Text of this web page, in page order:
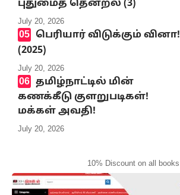
புதுமைத் தென்றல் (3)
July 20, 2026
பெரியார் விடுக்கும் வினா!
(2025)
July 20, 2026
தமிழ்நாட்டில் மின்
கணக்கீடு குளறுபடிகள்!
மக்கள் அவதி!
July 20, 2026
10% Discount on all books